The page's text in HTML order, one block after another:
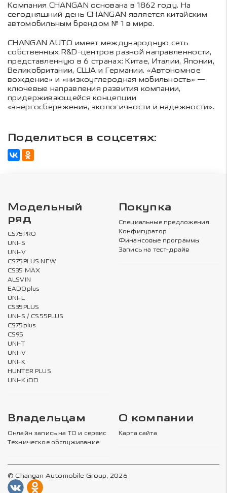
Компания CHANGAN основана в 1862 году. На
сегодняшний день CHANGAN является китайским
автомобильным брендом № 1 в мире.
CHANGAN AUTO имеет международную сеть
собственных R&D-центров разной направленности,
представленную в 6 странах: Китае, Италии, Японии,
Великобритании, США и Германии. «Автономное
вождение» и «низкоуглеродная мобильность» —
ключевые направления развития компании,
придерживающейся концепции
«энергосбережения, экологичности и надежности».
Поделиться в соцсетях:
Модельный
ряд
CS75PRO
UNI-S
UNI-V
CS75PLUS NEW
CS35 MAX
ALSVIN
EADOplus
UNI-L
CS35PLUS
UNI-S / CS55PLUS
CS75plus
CS95
UNI-T
UNI-V
UNI-K
HUNTER PLUS
UNI-K iDD
Покупка
Специальные предложения
Конфигуратор
Финансовые программы
Запись на тест-драйв
Владельцам
Онлайн запись на ТО и сервис
Техническое обслуживание
О компании
Карта сайта
© Changan Automobile Group, 2026